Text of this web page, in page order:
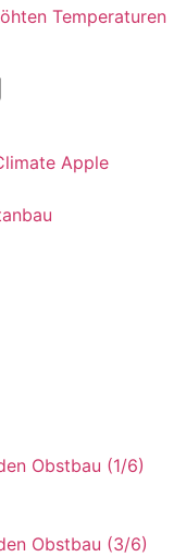
Temperaturen
Apple
Obstbau (1/6)
Obstbau (3/6)